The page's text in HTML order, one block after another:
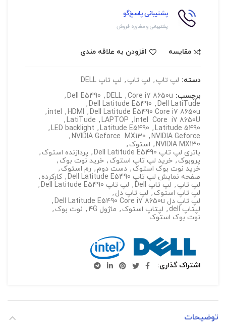
پشتیبانی پاسخ‌گو
پشتیبانی و مشاوره فروش
مقایسه افزودن به علاقه مندی
دسته: لپ تاپ , لپ تاپ , لپ تاپ DELL
برچسب: Core i7 8650u
,
DELL
,
Dell E5490
,
Dell LatiTude
,
Dell Latitude E5490
,
Dell Latitude E5490 Core i7 8650u
,
HDMI
,
intel
,
Intel Core i7 8650U
,
LAPTOP
,
LatiTude
,
Latitude 5490
,
Latitude E5490
,
LED backlight
,
NVIDIA Geforce
,
NVIDIA Geforce MX130
,
NVIDIA MX130
, استوک ,
باتری لپ تاپ Dell Latitude E5490
, پردازنده استوک ,
پروبوک , خرید لپ تاپ استوک , خرید نوت بوک ,
خرید نوت بوک استوک , دست دوم, رم استوک ,
صفحه نمایش لپ تاپ Dell Latitude E5490
, کارکرده ,
لپ تاپ , لپ تاپ Dell , لپ تاپ Dell Latitude E5490
,
لپ تاپ استوک , لپ تاپ دل ,
لپ تاپ دل Dell Latitude E5490 Core i7 8650u
,
لپتاپ dell
, لپتاپ استوک , ماژول 4G , نوت بوک ,
نوت بوک استوک
اشتراک گذاری
توضیحات